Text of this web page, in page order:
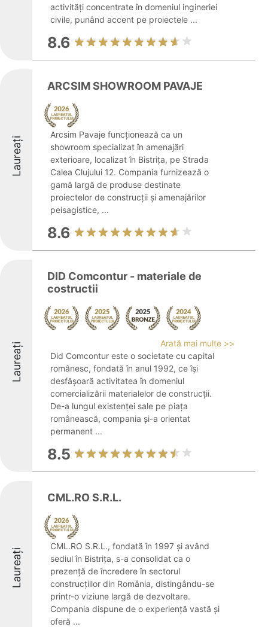
activități concentrate în domeniul ingineriei
civile, punând accent pe proiectele ...
8.6
Laureați
ARCSIM SHOWROOM PAVAJE
Arcsim Pavaje funcționează ca un
showroom specializat în amenajări
exterioare, localizat în Bistrița, pe Strada
Calea Clujului 12. Compania furnizează o
gamă largă de produse destinate
proiectelor de construcții și amenajărilor
peisagistice, ...
8.6
Laureați
DID Comcontur - materiale de
costructii
Arată mai multe >>
Did Comcontur este o societate cu capital
românesc, fondată în anul 1992, ce își
desfășoară activitatea în domeniul
comercializării materialelor de construcții.
De-a lungul existenței sale pe piața
românească, compania și-a orientat
permanent ...
8.5
Laureați
CML.RO S.R.L.
CML.RO S.R.L., fondată în 1997 și având
sediul în Bistrița, s-a consolidat ca o
prezență de încredere în sectorul
construcțiilor din România, distingându-se
printr-o viziune largă de dezvoltare.
Compania dispune de o experiență vastă și
oferă ...